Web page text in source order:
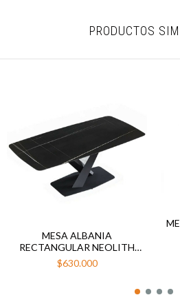
PRODUCTOS
MESA ALBANIA
RECTANGULAR NEOLITH
160 CM NEGRA
$630.000